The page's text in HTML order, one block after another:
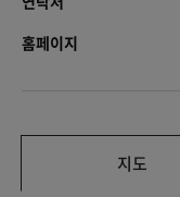
홈페이지
지도